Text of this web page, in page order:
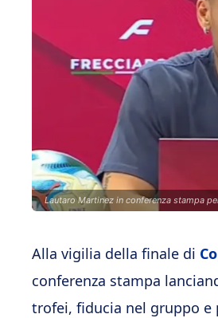
Lautaro Martinez in conferenza stampa
Alla vigilia della finale di
conferenza stampa
trofei, fiducia nel gruppo